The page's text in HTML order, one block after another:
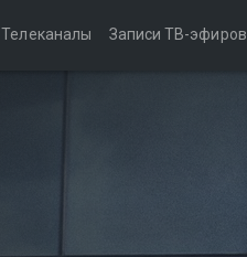
Телеканалы Записи ТВ-эфиров